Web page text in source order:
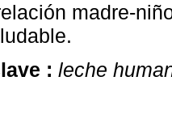
madre-
: leche